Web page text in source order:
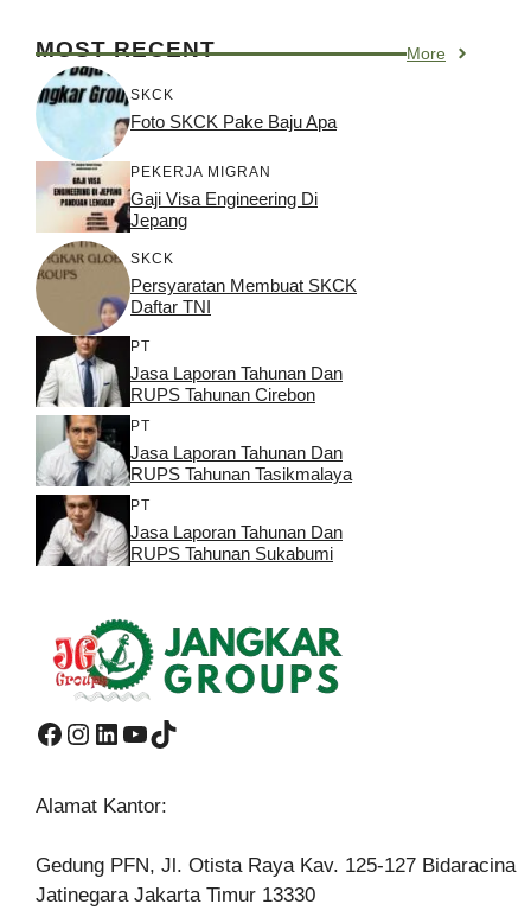
MOST RECENT More
SKCK
Foto SKCK Pake Baju Apa
PEKERJA MIGRAN
Gaji Visa Engineering Di
Jepang
SKCK
Persyaratan Membuat SKCK
Daftar TNI
PT
Jasa Laporan Tahunan Dan
RUPS Tahunan Cirebon
PT
Jasa Laporan Tahunan Dan
RUPS Tahunan Tasikmalaya
PT
Jasa Laporan Tahunan Dan
RUPS Tahunan Sukabumi
Facebook
Instagram
LinkedIn
YouTube
TikTok
Alamat Kantor:
Gedung PFN, Jl. Otista Raya Kav. 125-127 Bidaracina
Jatinegara Jakarta Timur 13330